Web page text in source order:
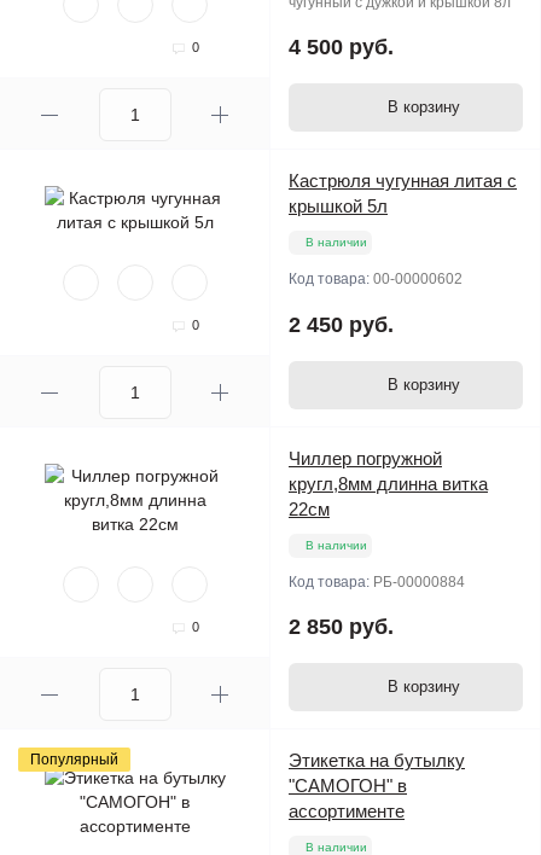
0 4 500 руб.
В корзину
0
Кастрюля чугунная литая с
крышкой 5л
В наличии
Код товара: 00-00000602
2 450 руб.
В корзину
0
Чиллер погружной
кругл,8мм длинна витка
22см
В наличии
Код товара: РБ-00000884
2 850 руб.
В корзину
Популярный
Этикетка на бутылку
"САМОГОН" в
ассортименте
В наличии